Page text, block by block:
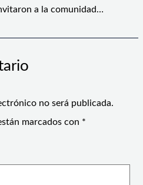
a la comunidad…
no será publicada.
marcados con *